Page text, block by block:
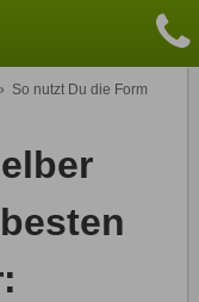
So nutzt Du die Form